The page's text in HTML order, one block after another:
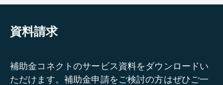
資料請求
補助金コネクトのサービス資料をダウンロードい
ただけます。補助金申請をご検討の方はぜひご一